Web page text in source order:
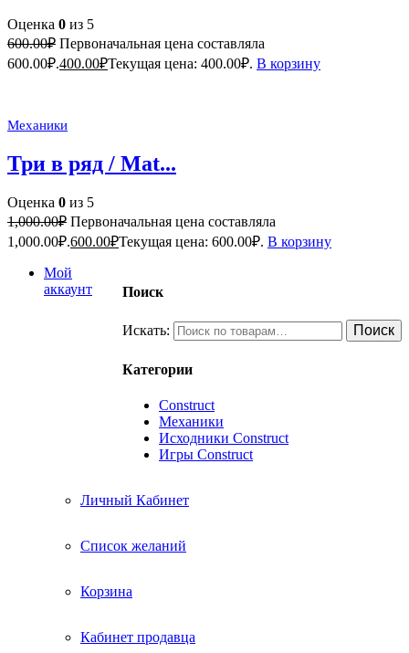
Оценка 0 из 5
600.00₽ Первоначальная цена составляла
600.00₽.400.00₽Текущая цена: 400.00₽. В корзину
Механики
Три в ряд / Mat...
Оценка 0 из 5
1,000.00₽ Первоначальная цена составляла
1,000.00₽.600.00₽Текущая цена: 600.00₽. В корзину
Поиск
Искать: Поиск
Категории
Construct
Механики
Исходники Construct
Игры Construct
Мой
аккаунт
Личный Кабинет
Список желаний
Корзина
Кабинет продавца